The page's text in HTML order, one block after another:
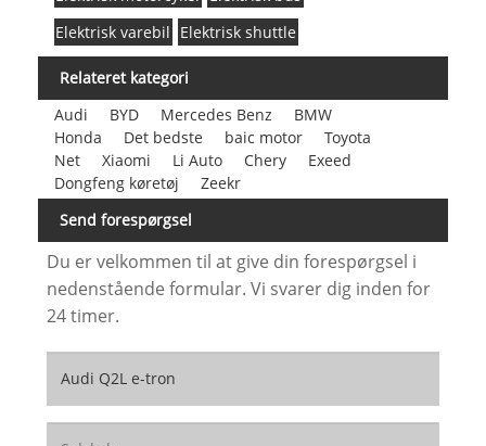
Elektrisk varebil Elektrisk shuttle
Relateret kategori
Audi
BYD Mercedes Benz
BMW
Honda
Det bedste baic motor
Toyota
Net
Xiaomi Li Auto Chery
Exeed
Dongfeng køretøj
Zeekr
Send forespørgsel
Du er velkommen til at give din forespørgsel i
nedenstående formular. Vi svarer dig inden for
24 timer.